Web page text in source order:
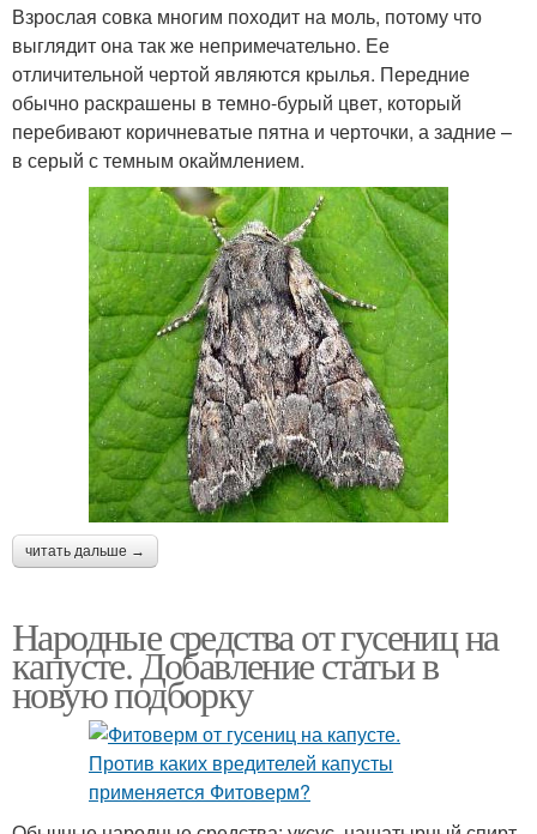
Взрослая совка многим походит на моль, потому что
выглядит она так же непримечательно. Ее
отличительной чертой являются крылья. Передние
обычно раскрашены в темно-бурый цвет, который
перебивают коричневатые пятна и черточки, а задние –
в серый с темным окаймлением.
читать дальше →
Народные средства от гусениц на
капусте. Добавление статьи в
новую подборку